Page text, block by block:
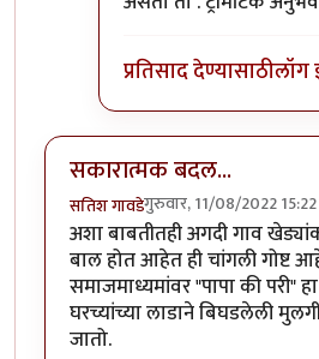
प्रतिसाद देण्यासाठीलॉग
सकारात्मक बदल...
सतिश गावडेगुरुवार, 11/08/2022 15:22
अशा बाबतीतही अगदी गाव
बाल होत आहेत ही चांगली गोष्ट
समाजमाध्यमांवर "पापा की परी"
घरच्यांच्या लाडाने बिघडलेली
जातो.